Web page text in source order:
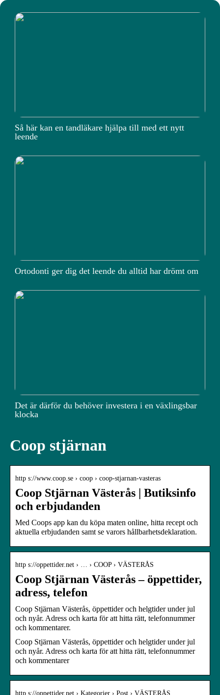
Så här kan en tandläkare hjälpa till med ett nytt
leende
Ortodonti ger dig det leende du alltid har drömt om
Det är därför du behöver investera i en växlingsbar
klocka
Coop stjärnan
http s://www.coop.se › coop › coop-stjarnan-vasteras
Coop Stjärnan Västerås | Butiksinfo
och erbjudanden
Med Coops app kan du köpa maten online, hitta recept och
aktuella erbjudanden samt se varors hållbarhetsdeklaration.
http s://oppettider.net › … › COOP › VÄSTERÅS
Coop Stjärnan Västerås – öppettider,
adress, telefon
Coop Stjärnan Västerås, öppettider och helgtider under jul
och nyår. Adress och karta för att hitta rätt, telefonnummer
och kommentarer.
Coop Stjärnan Västerås, öppettider och helgtider under jul
och nyår. Adress och karta för att hitta rätt, telefonnummer
och kommentarer
http s://oppettider.net › Kategorier › Post › VÄSTERÅS